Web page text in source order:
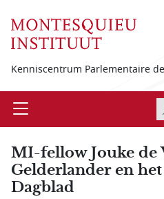
Kenniscentrum Parlementaire
Open
MI-fellow Jouke de
Gelderlander en
Dagblad